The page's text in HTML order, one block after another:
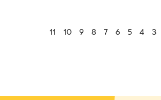
3
4
5
6
7
8
9
10
11